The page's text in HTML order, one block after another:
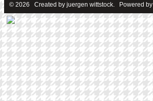
© 2026 Created by juergen wittstock. Powered by